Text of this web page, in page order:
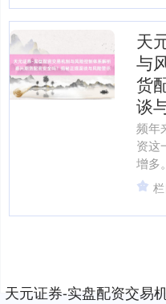
天
与
货
谈
频年
资这
增多
金杠
资
天元证券-实盘配资交易